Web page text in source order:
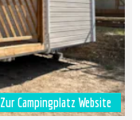
Zur Campingplatz Website